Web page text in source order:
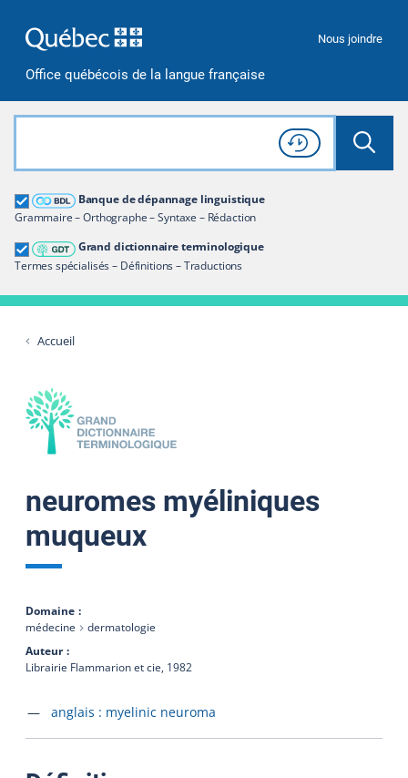
Office québécois de la langue française
Nous joindre
Rechercher dans tout le site
Lancer
Consulter l'
Historique
de recherche
Banque de dépannage linguistique
Grammaire – Orthographe – Syntaxe – Rédaction
Grand dictionnaire terminologique
Termes spécialisés – Définitions – Traductions
Grand dictionnaire terminologique
Restreindre aux termes
Accueil
neuromes myéliniques
muqueux
Domaine
médecine
dermatologie
Auteur
Librairie Flammarion et cie, 1982
Accéder à la fiche en
anglais : myelinic neuroma